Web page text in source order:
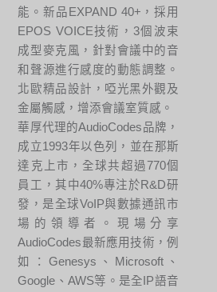
能。新品EXPAND 40+，採用
EPOS VOICE技術，3個波束
成型麥克風，針對會議中的音
和聲源進行感度的動態調整。
北歐精品設計，啞光黑外觀及
金屬觸感，增添會議室質感。
華厚代理的AudioCodes品牌，
成立1993年以色列，並在那斯
達克上市，全球共超過770個
員工，其中40%專注於R&D研
發，是全球VoIP與數據通訊市
場的領導者。現場分享
AudioCodes最新應用技術，例
如：Genesys、Microsoft、
Google、AWS等。是全IP語音